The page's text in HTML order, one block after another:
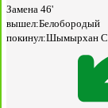
Замена 46'
вышел:Белобородый
покинул:Шымырхан С